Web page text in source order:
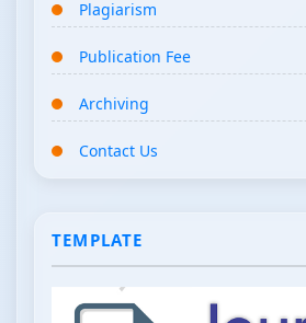
Plagiarism
Publication Fee
Archiving
Contact Us
TEMPLATE